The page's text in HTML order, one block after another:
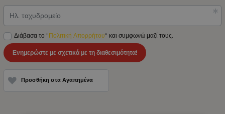
Ηλ. ταχυδρομείο
Διάβασα το "Πολιτική Απορρήτου" και συμφωνώ μαζί τους.
Ενημερώστε με σχετικά με τη διαθεσιμότητα!
Προσθήκη στα Αγαπημένα